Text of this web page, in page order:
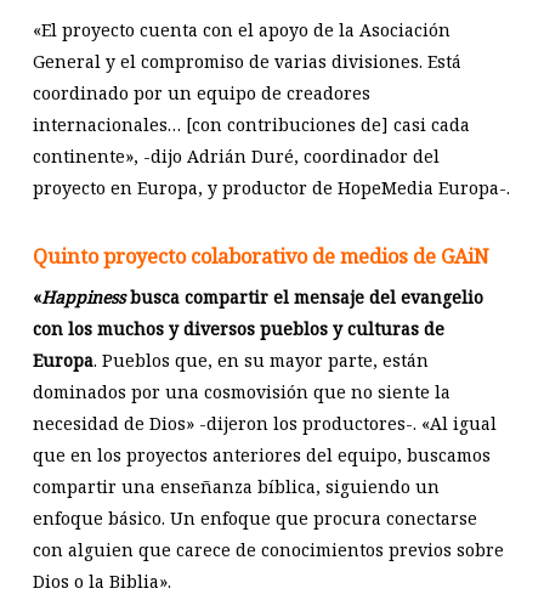
«El proyecto cuenta con el apoyo de la Asociación
General y el compromiso de varias divisiones. Está
coordinado por un equipo de creadores
internacionales… [con contribuciones de] casi cada
continente», -dijo Adrián Duré, coordinador del
proyecto en Europa, y productor de HopeMedia Europa-.
Quinto proyecto colaborativo de medios de GAiN
«Happinessbusca compartir el mensaje del evangelio
con los muchos y diversos pueblos y culturas de
Europa. Pueblos que, en su mayor parte, están
dominados por una cosmovisión que no siente la
necesidad de Dios» -dijeron los productores-. «Al igual
que en los proyectos anteriores del equipo, buscamos
compartir una enseñanza bíblica, siguiendo un
enfoque básico. Un enfoque que procura conectarse
con alguien que carece de conocimientos previos sobre
Dios o la Biblia».